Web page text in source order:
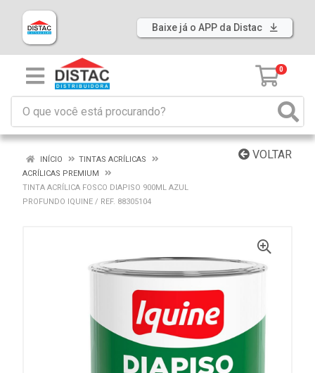
Baixe já o APP da Distac
0
VOLTAR
INÍCIO
TINTAS ACRÍLICAS
ACRÍLICAS PREMIUM
TINTA ACRÍLICA FOSCO DIAPISO 900ML AZUL
PROFUNDO IQUINE / REF. 88305104